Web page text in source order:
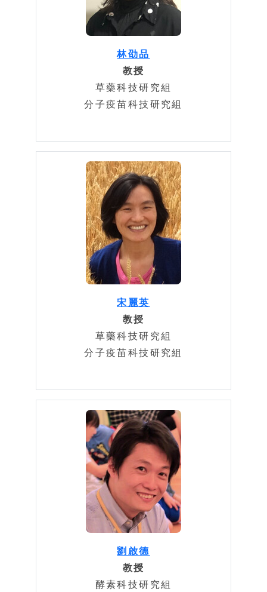
林劭品
教授
草藥科技研究組
分子疫苗科技研究組
宋麗英
教授
草藥科技研究組
分子疫苗科技研究組
劉啟德
教授
酵素科技研究組